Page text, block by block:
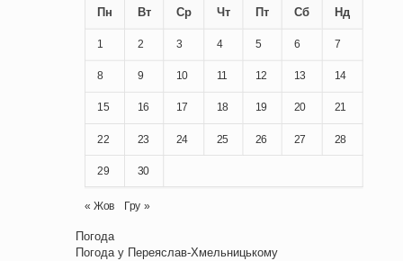
Пн Вт Ср Чт Пт Сб Нд
1 2 3 4 5 6 7
8 9 10 11 12 13 14
15 16 17 18 19 20 21
22 23 24 25 26 27 28
29 30
« Жов Гру »
Погода
Погода у Переяслав-Хмельницькому